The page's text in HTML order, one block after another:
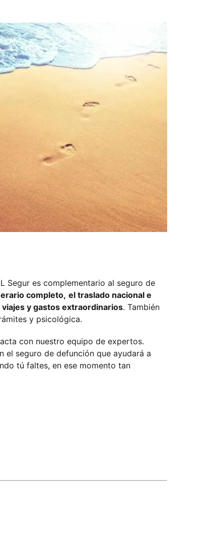
Segur es complementario al seguro de
completo, el traslado nacional e
y gastos extraordinarios. También
y psicológica.
con nuestro equipo de expertos.
el seguro de defunción que ayudará a
tú faltes, en ese momento tan